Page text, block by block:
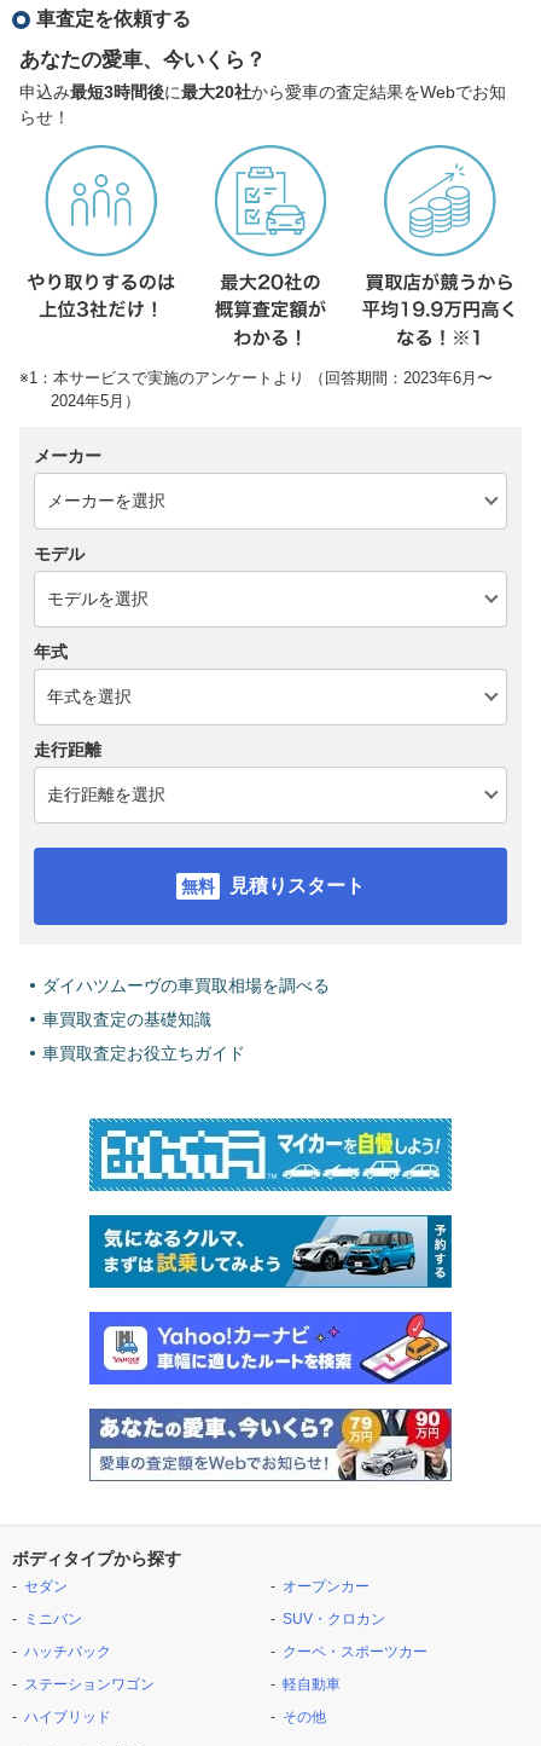
車査定を依頼する
あなたの愛車、今いくら？
申込み最短3時間後に最大20社から愛車の査定結果をWebでお知
らせ！
※1：本サービスで実施のアンケートより （回答期間：2023年6月〜
2024年5月）
メーカー
モデル
年式
走行距離
見積りスタート
ダイハツムーヴの車買取相場を調べる
車買取査定の基礎知識
車買取査定お役立ちガイド
ボディタイプから探す
セダン
ミニバン
ハッチバック
ステーションワゴン
ハイブリッド
オープンカー
SUV・クロカン
クーペ・スポーツカー
軽自動車
その他